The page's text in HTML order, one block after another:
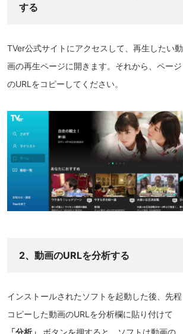
する
TVer公式サイトにアクセスして、再生したい動
画の再生ページに開きます。それから、ページ
のURLをコピーしてください。
2、動画のURLを分析する
インストールされたソフトを起動した後、先程
コピーした動画のURLを分析欄に貼り付けて
「分析」
ボタンを押すると、ソフトは動画の